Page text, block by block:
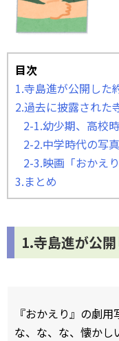
目次
1.寺島進が公開した
2.過去に披露された
2-1.幼少期、高校
2-2.中学時代の写真
2-3.映画「おかえ
3.まとめ
1.寺島進が公
『おかえり』の劇用
な、な、な、懐かし